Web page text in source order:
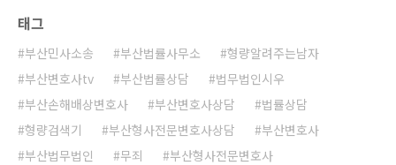
태그
부산민사소송 부산법률사무소
형량알려주는남자
부산변호사tv
부산법률상담
법무법인시우
부산손해배상변호사
부산변호사상담
법률상담
형량검색기
부산형사전문변호사상담
부산변호사
부산법무법인
무죄
부산형사전문변호사